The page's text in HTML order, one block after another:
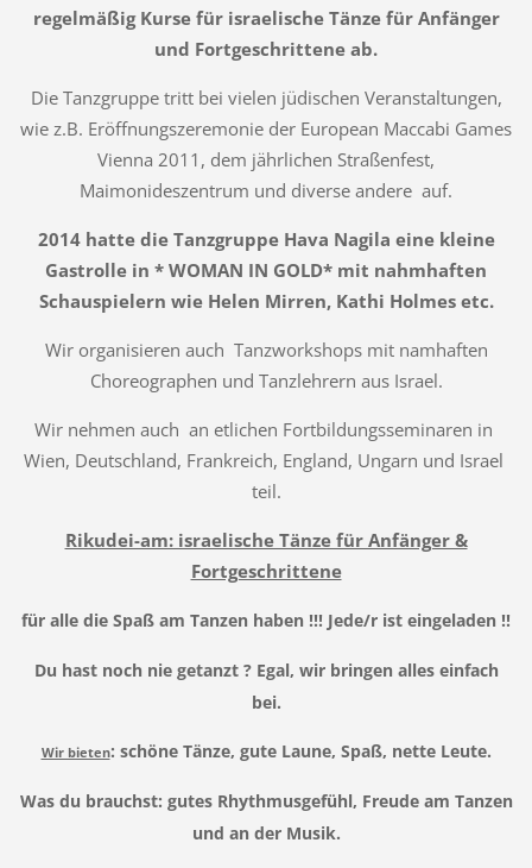
regelmäßig Kurse für israelische Tänze für Anfänger
und Fortgeschrittene ab.
Die Tanzgruppe tritt bei vielen jüdischen Veranstaltungen,
wie z.B. Eröffnungszeremonie der European Maccabi Games
Vienna 2011, dem jährlichen Straßenfest,
Maimonideszentrum und diverse andere auf.
2014 hatte die Tanzgruppe Hava Nagila eine kleine
Gastrolle in * WOMAN IN GOLD* mit nahmhaften
Schauspielern wie Helen Mirren, Kathi Holmes etc.
Wir organisieren auch Tanzworkshops mit namhaften
Choreographen und Tanzlehrern aus Israel.
Wir nehmen auch an etlichen Fortbildungsseminaren in
Wien, Deutschland, Frankreich, England, Ungarn und Israel
teil.
Rikudei-am: israelische Tänze für Anfänger &
Fortgeschrittene
für alle die Spaß am Tanzen haben !!! Jede/r ist eingeladen !!
Du hast noch nie getanzt ? Egal, wir bringen alles einfach
bei.
Wir bieten: schöne Tänze, gute Laune, Spaß, nette Leute.
Was du brauchst: gutes Rhythmusgefühl, Freude am Tanzen
und an der Musik.